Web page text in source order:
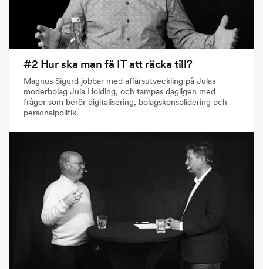
#2 Hur ska man få IT att räcka till?
Magnus Sigurd jobbar med affärsutveckling på Julas
moderbolag Jula Holding, och tampas dagligen med
frågor som berör digitalisering, bolagskonsolidering och
personalpolitik.